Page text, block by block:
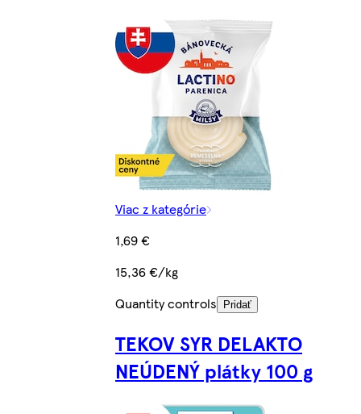
Viac z kategórie
1,69 €
15,36 €/kg
Quantity controls
Pridať
TEKOV SYR DELAKTO
NEÚDENÝ plátky 100 g